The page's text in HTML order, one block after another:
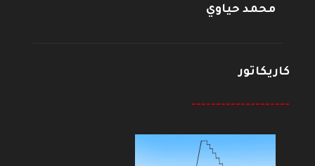
محمد حياوي
كاريكاتور
--------------------